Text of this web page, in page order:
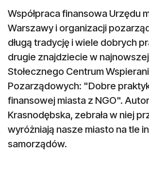
Współpraca finansowa Urzędu
Warszawy i organizacji
długą tradycję i wiele dobrych
drugie znajdziecie w
Stołecznego Centrum
Pozarządowych: "Dobre
finansowej miasta z NGO".
Krasnodębska, zebrała w niej
wyróżniają nasze miasto na tle
samorządów.